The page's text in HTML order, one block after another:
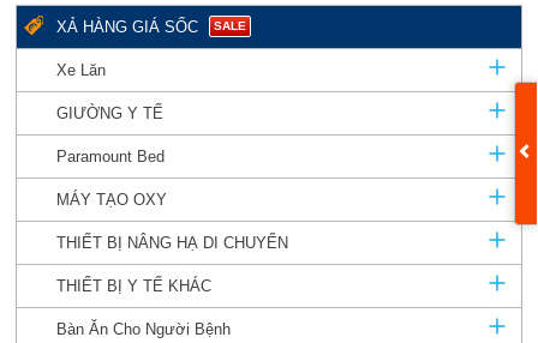
XẢ HÀNG GIÁ SỐC SALE
Xe Lăn
GIƯỜNG Y TẾ
Paramount Bed
MÁY TẠO OXY
THIẾT BỊ NÂNG HẠ DI CHUYỂN
THIẾT BỊ Y TẾ KHÁC
Bàn Ăn Cho Người Bệnh